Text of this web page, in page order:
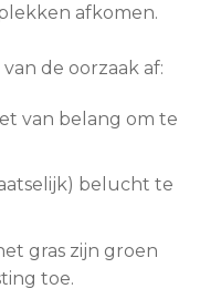
afkomen.
de oorzaak af:
van belang om te
belucht te
gras zijn groen
toe.